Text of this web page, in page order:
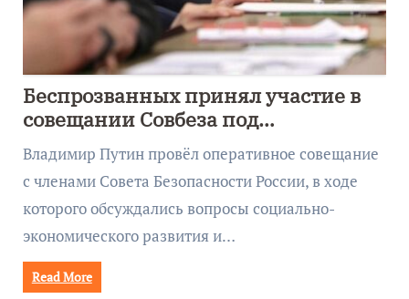
Беспрозванных принял участие в
совещании Совбеза под
руководством Путина
Владимир Путин провёл оперативное совещание
с членами Совета Безопасности России, в ходе
которого обсуждались вопросы социально-
экономического развития и…
Read More